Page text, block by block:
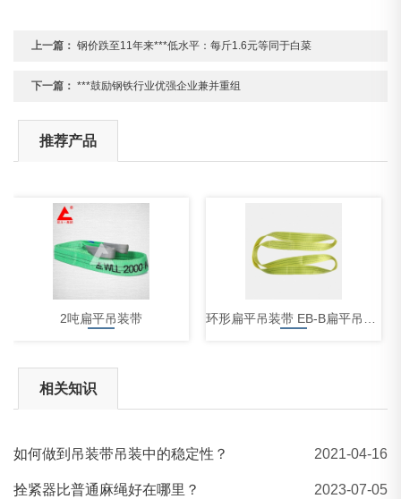
上一篇： 钢价跌至11年来***低水平：每斤1.6元等同于白菜
下一篇： ***鼓励钢铁行业优强企业兼并重组
推荐产品
​2吨扁平吊装带 环形扁平吊装带 EB-B扁平吊装带
便捷式拉紧器
相关知识
如何做到吊装带吊装中的稳定性？ 2021-04-16
拴紧器比普通麻绳好在哪里？ 2023-07-05